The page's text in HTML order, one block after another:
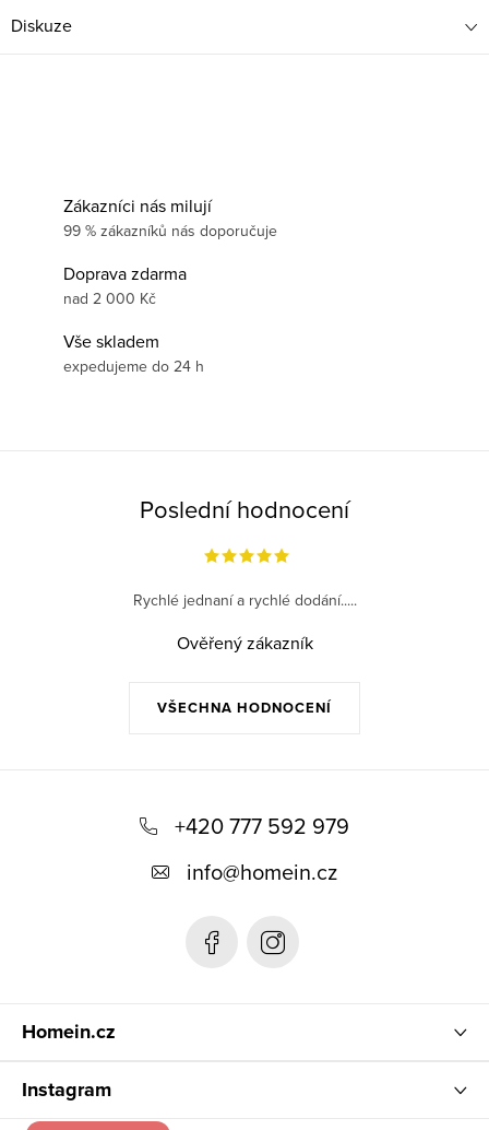
Diskuze
Zákazníci nás milují
99 % zákazníků nás doporučuje
Doprava zdarma
nad 2 000 Kč
Vše skladem
expedujeme do 24 h
Poslední hodnocení
VŠECHNA HODNOCENÍ
Rychlé jednaní a rychlé dodání.....
Ověřený zákazník
+420 777 592 979
info@homein.cz
Homein.cz
Instagram